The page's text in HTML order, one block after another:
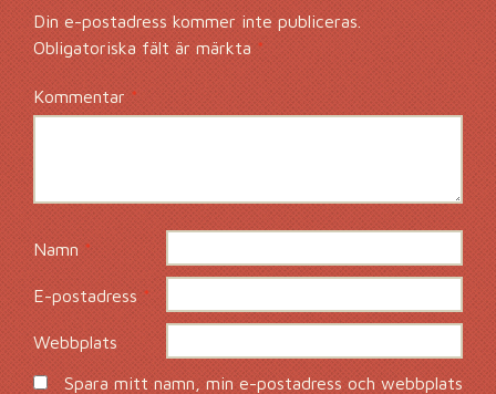
Din e-postadress kommer inte publiceras.
Obligatoriska fält är märkta *
Kommentar *
Namn *
E-postadress*
Webbplats
Spara mitt namn, min e-postadress och webbplats